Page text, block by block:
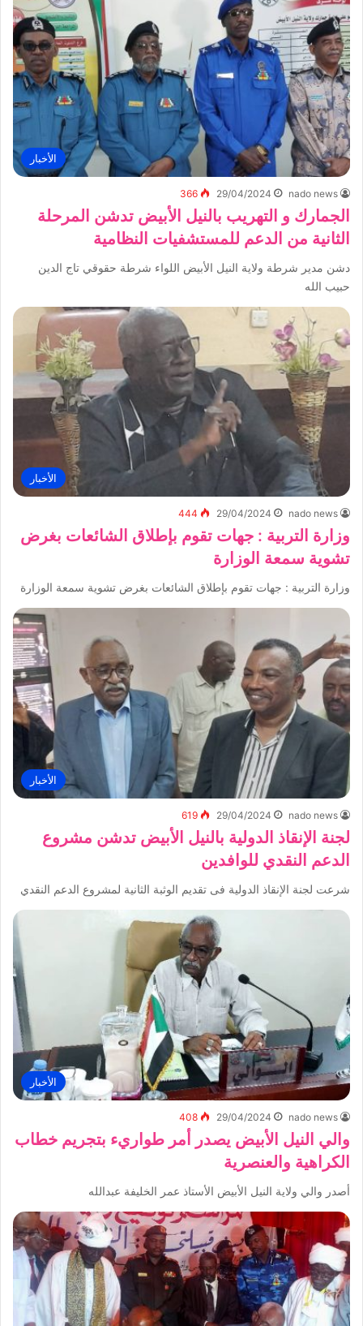
الأخبار
nado news
29/04/2024
366
الجمارك و التهريب بالنيل الأبيض تدشن المرحلة
الثانية من الدعم للمستشفيات النظامية
دشن مدير شرطة ولاية النيل الأبيض اللواء شرطة حقوقي تاج الدين
حبيب الله
الأخبار
nado news
29/04/2024
444
وزارة التربية : جهات تقوم بإطلاق الشائعات بغرض
تشوية سمعة الوزارة
وزارة التربية : جهات تقوم بإطلاق الشائعات بغرض تشوية سمعة الوزارة
الأخبار
nado news
29/04/2024
619
لجنة الإنقاذ الدولية بالنيل الأبيض تدشن مشروع
الدعم النقدي للوافدين
شرعت لجنة الإنقاذ الدولية فى تقديم الوثبة الثانية لمشروع الدعم النقدي
الأخبار
nado news
29/04/2024
408
والي النيل الأبيض يصدر أمر طواريء بتجريم خطاب
الكراهية والعنصرية
أصدر والي ولاية النيل الأبيض الأستاذ عمر الخليفة عبدالله